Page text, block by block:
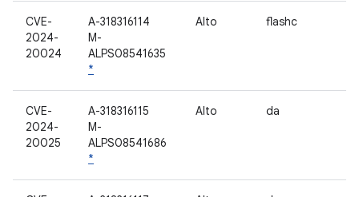
CVE-
2024-
20024
A-318316114
M-
ALPS08541635
*
Alto flashc
CVE-
2024-
20025
A-318316115
M-
ALPS08541686
*
Alto da